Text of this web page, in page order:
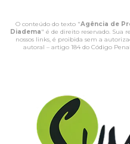
O conteúdo do texto "Agência de
Diadema" é de direito reservado. Sua
nossos links, é proibida sem a
autoral – artigo 184 do Código